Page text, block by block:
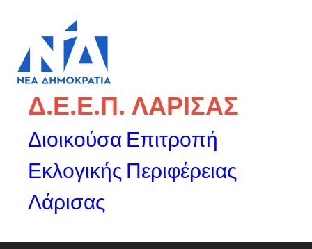
Δ.Ε.Ε.Π. ΛΑΡΙΣΑΣ
Διοικούσα Επιτροπή
Εκλογικής Περιφέρειας
Λάρισας